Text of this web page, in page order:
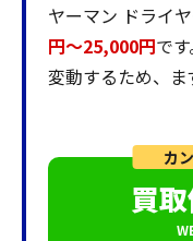
ヤーマン ドライ
円〜25,000円で
変動するため、ま
カ
買